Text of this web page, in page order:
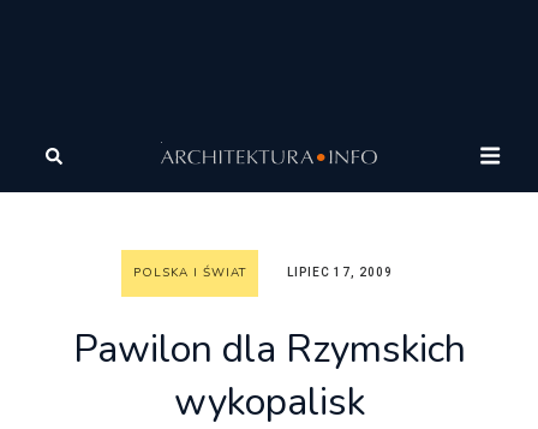
Architektura
dla Rzymskich wykopalisk
POLSKA I ŚWIAT LIPIEC 17, 2009
Pawilon dla Rzymskich
wykopalisk